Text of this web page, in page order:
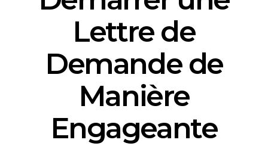
Lettre de
Demande de
Manière
Engageante